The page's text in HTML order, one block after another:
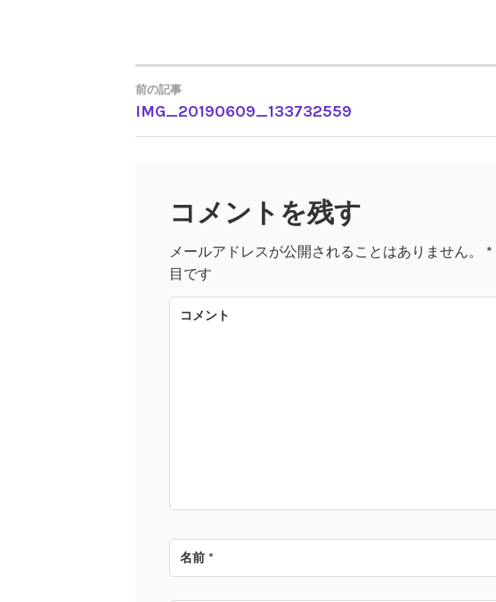
投
前の記事
IMG_20190609_133732559
コメントを残す
メールアドレスが公開されることはありません。 *
目です
コメント
名前 *